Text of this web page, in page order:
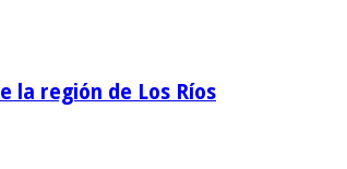
la región de Los Ríos